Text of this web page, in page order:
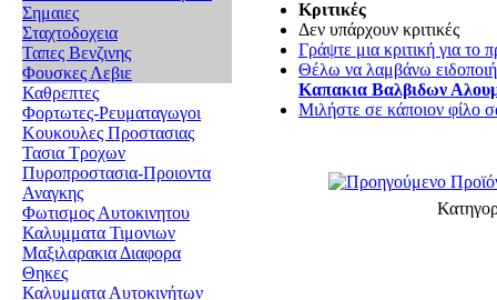
Σημαιες
Σταχτοδοχεια
Ταπες Βενζινης
Φουσκες Λεβιε
Καθρεπτες
Φορτωτες-Ρευματαγωγοι
Κουκουλες Προστασιας
Τασια Τροχων
Πυροπροστασια-Προιοντα
Αναγκης
Φωτισμος Αυτοκινητου
Καλυμματα Τιμονιων
Μαξιλαρακια Διαφορα
Θηκες
Καλυμματα Αυτοκινήτων
Κριτικές
Δεν υπάρχουν κριτικές
Γράψτε μια κριτική για το
Θέλω να λαμβάνω
Καπακια Βαλβιδων
Μιλήστε σε κάποιον φίλο